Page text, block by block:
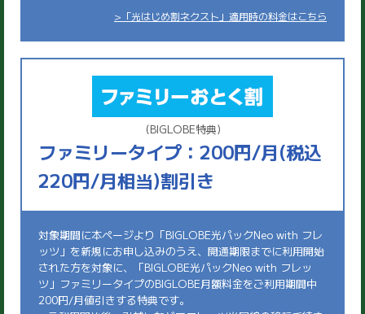
>「光はじめ割ネクスト」適用時の料金はこちら
(BIGLOBE特典)
ファミリータイプ：200円/月(税込
220円/月相当)割引き
対象期間に本ページより「BIGLOBE光パックNeo with フレ
ッツ」を新規にお申し込みのうえ、開通期限までに利用開始
された方を対象に、「BIGLOBE光パックNeo with フレッ
ツ」ファミリータイプのBIGLOBE月額料金をご利用期間中
200円/月値引きする特典です。